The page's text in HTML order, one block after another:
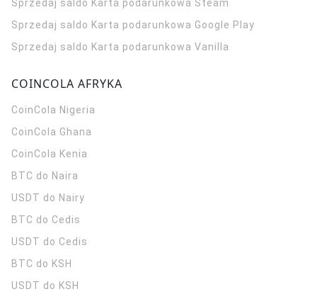
Sprzedaj saldo Karta podarunkowa Steam
Sprzedaj saldo Karta podarunkowa Google Play
Sprzedaj saldo Karta podarunkowa Vanilla
COINCOLA AFRYKA
CoinCola Nigeria
CoinCola Ghana
CoinCola Kenia
BTC do Naira
USDT do Nairy
BTC do Cedis
USDT do Cedis
BTC do KSH
USDT do KSH